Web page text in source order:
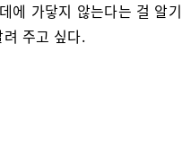
에 가닿지 않는다는 걸 알기
주고 싶다.